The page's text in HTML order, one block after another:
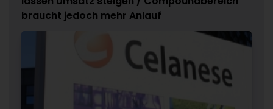
braucht jedoch mehr Anlauf